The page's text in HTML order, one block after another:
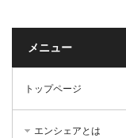
メニュー
トップページ
エンシェアとは